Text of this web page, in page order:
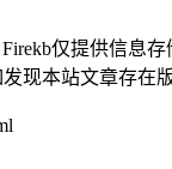
仅提供信息
现本站文章存在